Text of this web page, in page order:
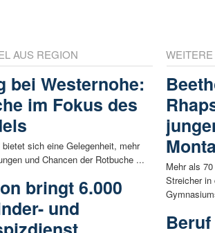
AUS REGION
bei Westernohe:
im Fokus des
sich eine Gelegenheit, mehr
und Chancen der Rotbuche ...
bringt 6.000
und
Mehr als
Streicher in